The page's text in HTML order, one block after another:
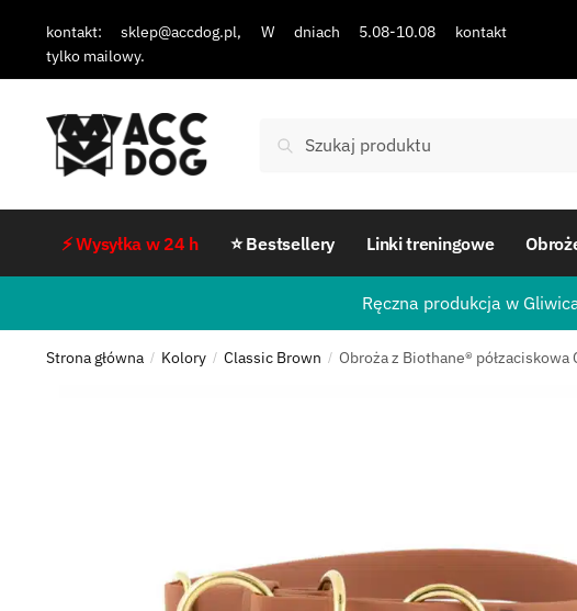
kontakt: sklep@accdog.pl, W dniach 5.08-10.08 kontakt
tylko mailowy.
Szukaj
⚡ Wysyłka w 24 h ⭐ Bestsellery Linki treningowe
Ręczna produkcja w
Strona główna / Kolory / Classic Brown / Obroża z Biothane® półzaciskowa